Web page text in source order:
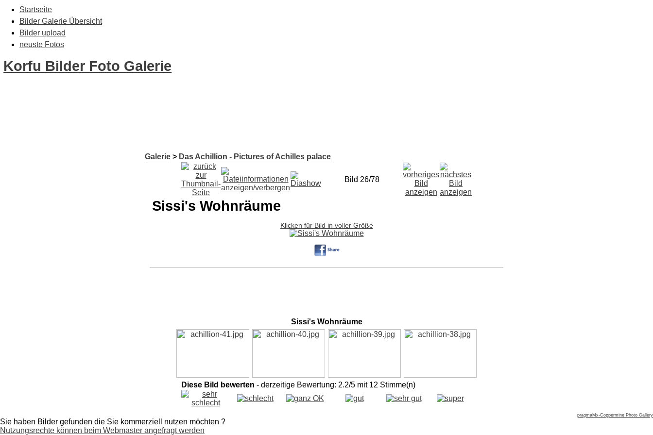
Startseite
Bilder Galerie Übersicht
Bilder upload
neuste Fotos
Korfu Bilder Foto Galerie
Galerie > Das Achillion - Pictures of Achilles palace
Bild 26/78
Sissi's Wohnräume
Klicken für Bild in voller Größe
Sissi's Wohnräume
Diese Bild bewerten - derzeitige Bewertung: 2.2/5 mit 12 Stimme(n)
pragmaMx-Coppermine Photo Gallery
Sie haben Bilder gefunden die Sie kommerziell nutzen möchten ?
Nutzungsrechte können beim Webmaster angefragt werden